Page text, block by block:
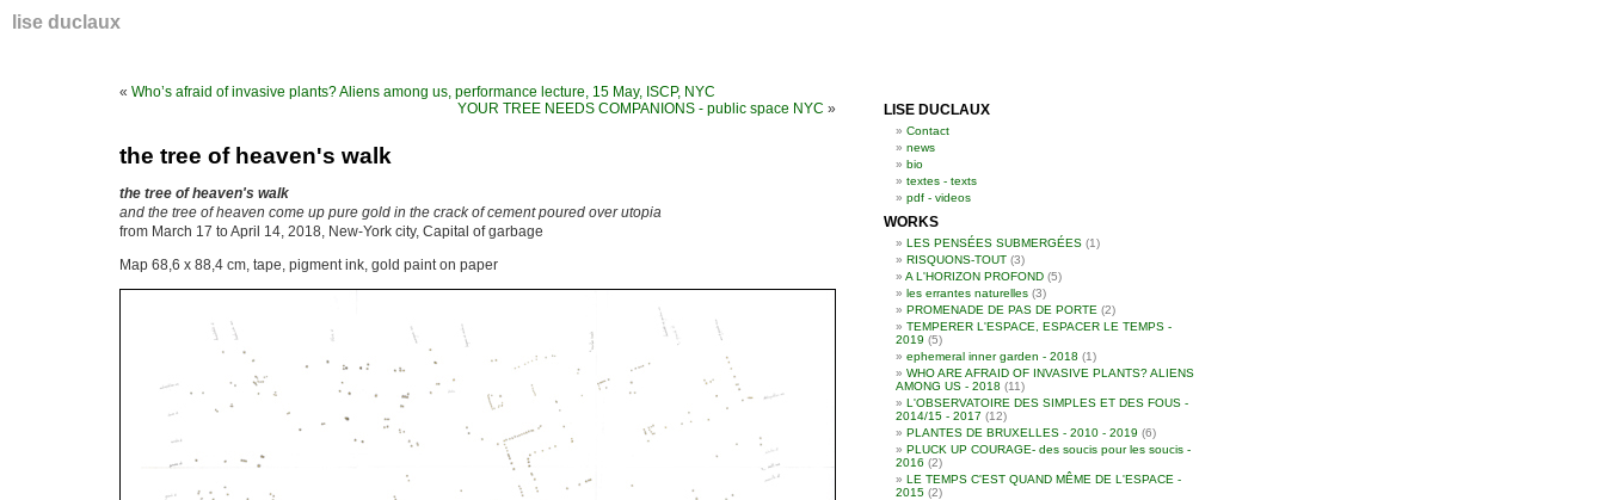
lise duclaux
« Who’s afraid of invasive plants? Aliens among us, performance lecture, 15 May, ISCP, NYC
YOUR TREE NEEDS COMPANIONS - public space NYC »
the tree of heaven's walk
the tree of heaven's walk
and the tree of heaven come up pure gold in the crack of cement poured over utopia
from March 17 to April 14, 2018, New-York city, Capital of garbage
Map 68,6 x 88,4 cm, tape, pigment ink, gold paint on paper
LISE DUCLAUX
Contact
news
bio
textes - texts
pdf - videos
WORKS
LES PENSÉES SUBMERGÉES (1)
RISQUONS-TOUT (3)
A L'HORIZON PROFOND (5)
les errantes naturelles (3)
PROMENADE DE PAS DE PORTE (2)
TEMPERER L'ESPACE, ESPACER LE TEMPS -
2019 (5)
ephemeral inner garden - 2018 (1)
WHO ARE AFRAID OF INVASIVE PLANTS? ALIENS
AMONG US - 2018 (11)
L'OBSERVATOIRE DES SIMPLES ET DES FOUS -
2014/15 - 2017 (12)
PLANTES DE BRUXELLES - 2010 - 2019 (6)
PLUCK UP COURAGE- des soucis pour les soucis -
2016 (2)
LE TEMPS C'EST QUAND MÊME DE L'ESPACE -
2015 (2)